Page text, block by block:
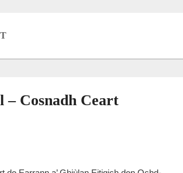
– Cosnadh Ceart